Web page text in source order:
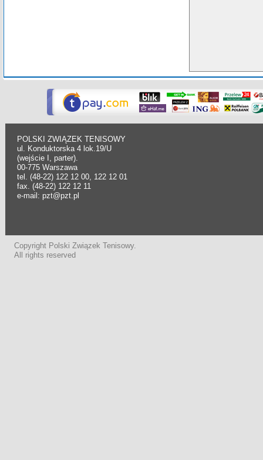
POLSKI ZWIĄZEK TENISOWY
ul. Konduktorska 4 lok.19/U
(wejście I, parter).
00-775 Warszawa
tel. (48-22) 122 12 00, 122 12 01
fax. (48-22) 122 12 11
e-mail: pzt@pzt.pl
Copyright Polski Związek Tenisowy.
All rights reserved